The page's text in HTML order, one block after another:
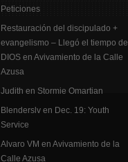
Peticiones
Restauración del discipulado +
evangelismo – Llegó el tiempo de
DIOS en Avivamiento de la Calle
Azusa
Judith en Stormie Omartian
Blenderslv en Dec. 19: Youth
Service
Alvaro VM en Avivamiento de la
Calle Azusa